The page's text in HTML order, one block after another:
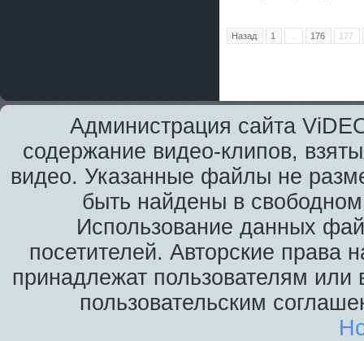
Назад 1 176 177
Администрация сайта
содержание видео-клипов,
видео. Указанные файлы не
быть найдены в
Использование данных
посетителей. Авторские права
принадлежат пользователям или
пользовательским